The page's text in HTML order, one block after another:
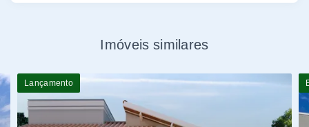
Imóveis similares
Lançamento